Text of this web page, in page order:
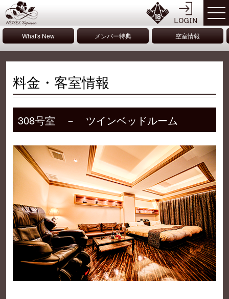
What's New メンバー特典 空室情報
料金・客室情報
308号室 － ツインベッドルーム